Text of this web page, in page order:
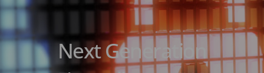
Next Generation